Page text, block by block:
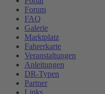
Forum
FAQ
Galerie
Marktplatz
Fahrerkarte
Veranstaltungen
Anleitungen
DR-Typen
Partner
Links